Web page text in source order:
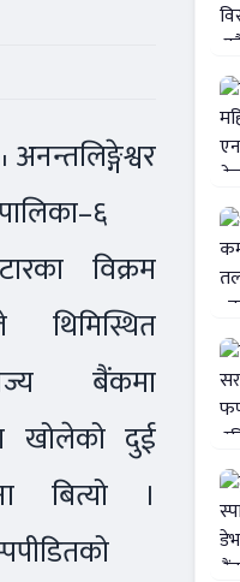
अनन्तलिङ्गेश्वर
विक्रम
थिमिस्थित
बैंकमा
खोलेको दुई
बित्यो ।